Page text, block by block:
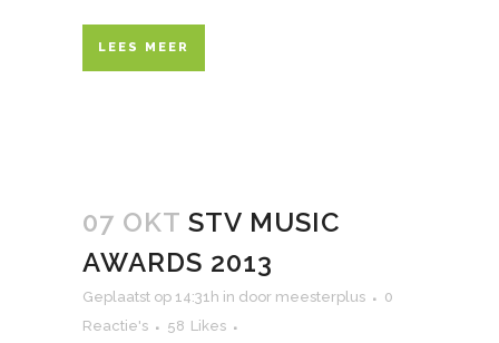
LEES MEER
07 OKT STV MUSIC
AWARDS 2013
Geplaatst op 14:31h in door meesterplus
0
Reactie's
58 Likes